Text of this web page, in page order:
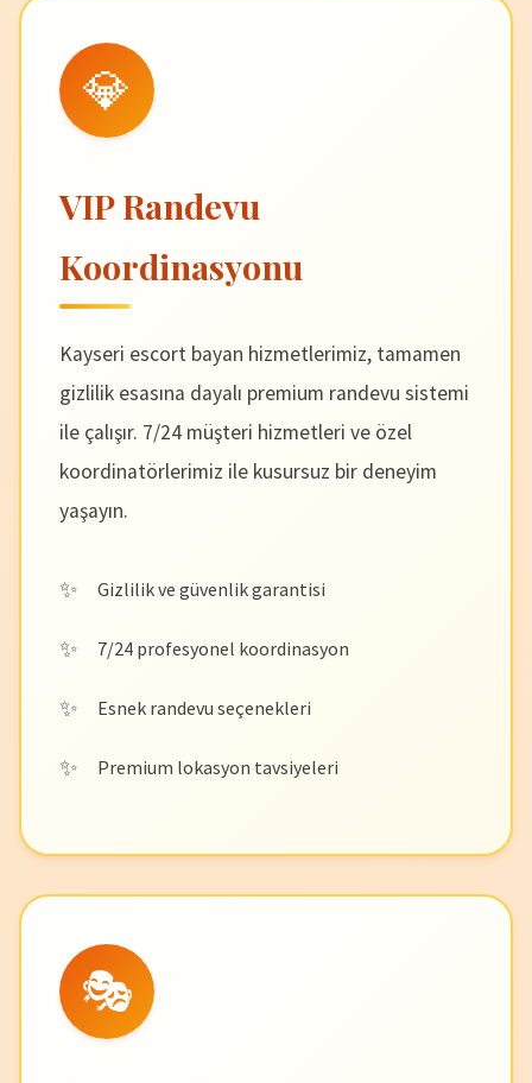
💎
VIP Randevu
Koordinasyonu
Kayseri escort bayan hizmetlerimiz, tamamen
gizlilik esasına dayalı premium randevu sistemi
ile çalışır. 7/24 müşteri hizmetleri ve özel
koordinatörlerimiz ile kusursuz bir deneyim
yaşayın.
Gizlilik ve güvenlik garantisi
7/24 profesyonel koordinasyon
Esnek randevu seçenekleri
Premium lokasyon tavsiyeleri
🎭